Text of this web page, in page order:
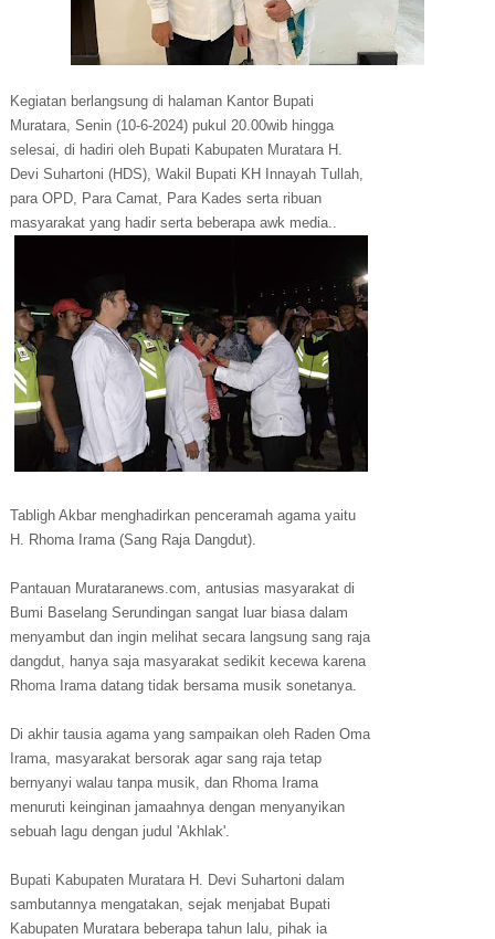
Kegiatan berlangsung di halaman Kantor Bupati
Muratara, Senin (10-6-2024) pukul 20.00wib hingga
selesai, di hadiri oleh Bupati Kabupaten Muratara H.
Devi Suhartoni (HDS), Wakil Bupati KH Innayah Tullah,
para OPD, Para Camat, Para Kades serta ribuan
masyarakat yang hadir serta beberapa awk media..
Tabligh Akbar menghadirkan penceramah agama yaitu
H. Rhoma Irama (Sang Raja Dangdut).
Pantauan Murataranews.com, antusias masyarakat di
Bumi Baselang Serundingan sangat luar biasa dalam
menyambut dan ingin melihat secara langsung sang raja
dangdut, hanya saja masyarakat sedikit kecewa karena
Rhoma Irama datang tidak bersama musik sonetanya.
Di akhir tausia agama yang sampaikan oleh Raden Oma
Irama, masyarakat bersorak agar sang raja tetap
bernyanyi walau tanpa musik, dan Rhoma Irama
menuruti keinginan jamaahnya dengan menyanyikan
sebuah lagu dengan judul 'Akhlak'.
Bupati Kabupaten Muratara H. Devi Suhartoni dalam
sambutannya mengatakan, sejak menjabat Bupati
Kabupaten Muratara beberapa tahun lalu, pihak ia